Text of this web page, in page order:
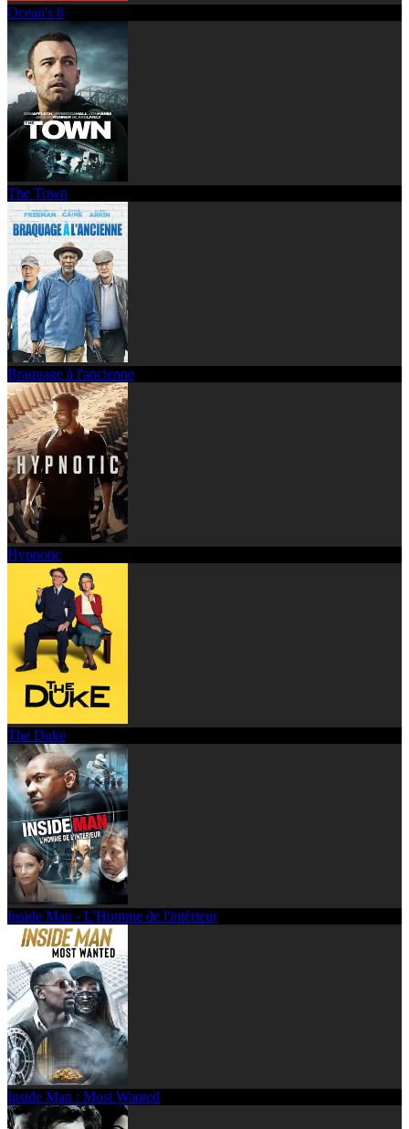
Ocean's 8
The Town
Braquage à l'ancienne
Hypnotic
The Duke
Inside Man - L'Homme de l'intérieur
Inside Man : Most Wanted